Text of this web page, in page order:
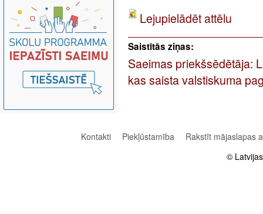
Lejupielādēt attēlu
Saistītās ziņas:
Saeimas priekšsēdētāja:
kas saista valstiskuma
Kontakti Piekļūstamība
Rakstīt mājaslapas
©